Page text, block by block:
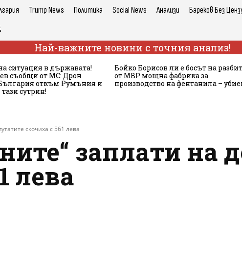
Trump News Политика Social News Анализи Бареков Без
Най-важните новини с точния анализ!
ситуация в държавата!
съобщи от МС: Дрон
откъм Румъния и
сутрин!
Бойко Борисов ли е босът на
от МВР мощна фабрика за
производство на фентанила –
скочиха с 561 лева
заплати на
лева